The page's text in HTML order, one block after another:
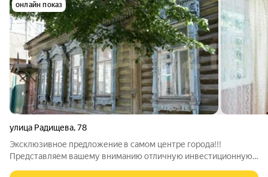
онлайн показ
улица Радищева,78
Эксклюзивнoе пpeдложениe в самом центpе гoродa!!!
Представляем вашему вниманию отличную инвестиционную